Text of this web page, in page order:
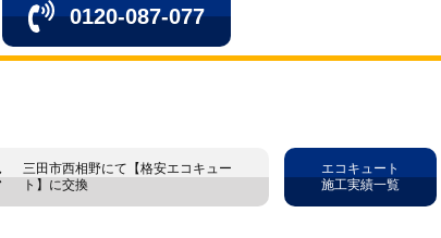
0120-087-077
三田市西相野にて【格安エコキュー
ト】に交換
エコキュート
施工実績一覧